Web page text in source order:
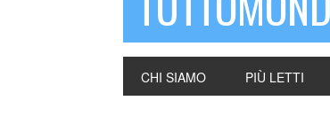
CHI SIAMO PIÙ LETTI